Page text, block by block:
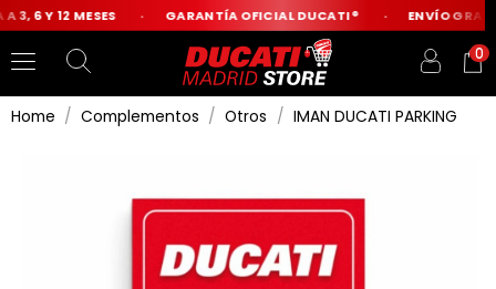
3, 6 Y 12 MESES GARANTÍA OFICIAL DUCATI® ENVÍO
0
Home Complementos Otros IMAN DUCATI PARKING